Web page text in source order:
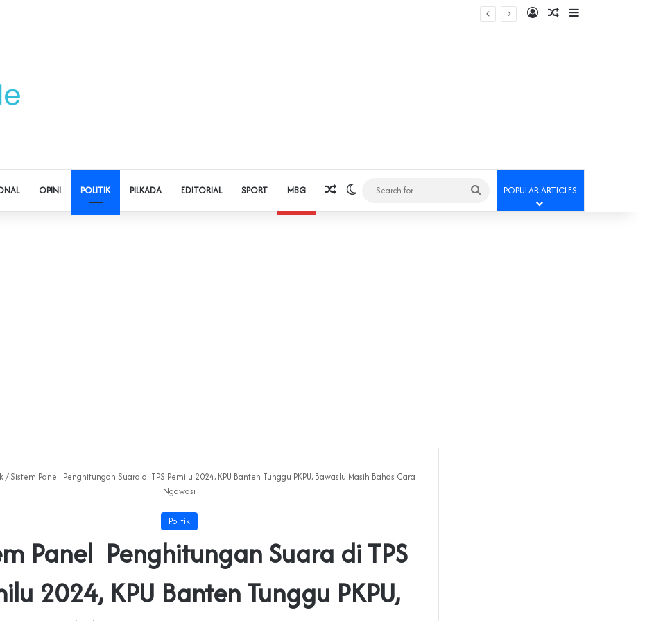
Judol dan Pinjol, Polda Banten Gandeng SPSI Perkuat Literasi Digital Log InRandom Article
Sidebar
OPINI POLITIK PILKADA EDITORIAL SPORT MBG Random Article
Switch skin
Search
for
POPULAR ARTICLES
/ Sistem Panel Penghitungan Suara di TPS Pemilu 2024, KPU Banten Tunggu PKPU, Bawaslu Masih Bahas Cara
Ngawasi
Politik
Panel Penghitungan Suara di TPS
2024, KPU Banten Tunggu PKPU,